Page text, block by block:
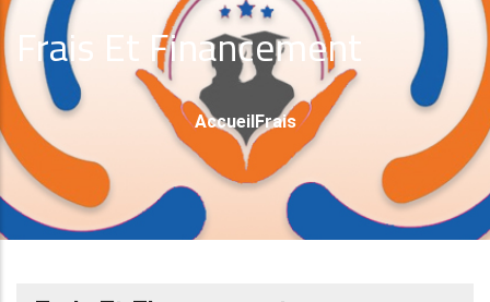
Frais Et Financement
Fil
D'Ariane
AccueilFrais